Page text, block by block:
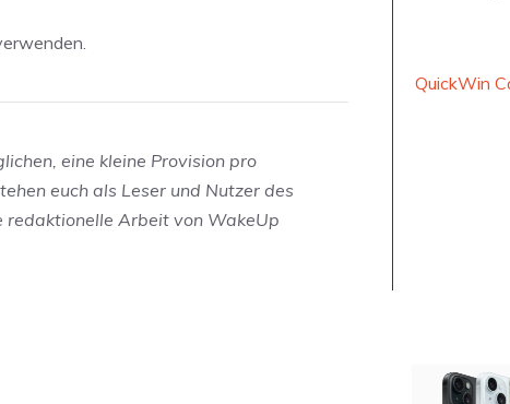
eine kleine Provision pro
euch als Leser und Nutzer des
redaktionelle Arbeit von WakeUp
QuickWin